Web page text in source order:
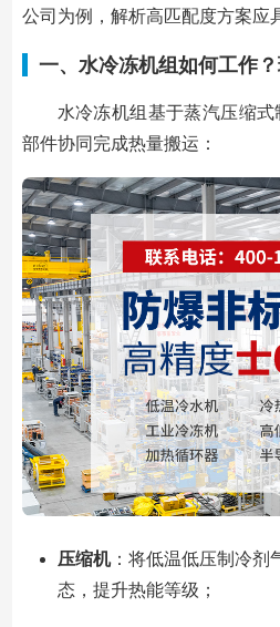
公司为例，解析高匹配度方案应
一、水冷冻机组如何工作
水冷冻机组基于蒸汽压缩
部件协同完成热量搬运：
压缩机：将低温低压制冷剂
态，提升热能等级；